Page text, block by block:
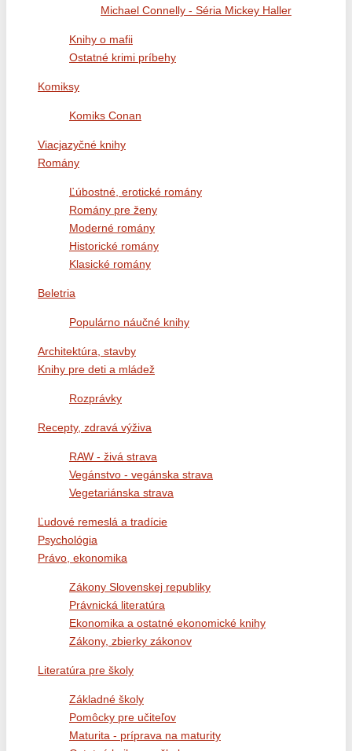
Michael Connelly - Séria Mickey Haller
Knihy o mafii
Ostatné krimi príbehy
Komiksy
Komiks Conan
Viacjazyčné knihy
Romány
Ľúbostné, erotické romány
Romány pre ženy
Moderné romány
Historické romány
Klasické romány
Beletria
Populárno náučné knihy
Architektúra, stavby
Knihy pre deti a mládež
Rozprávky
Recepty, zdravá výživa
RAW - živá strava
Vegánstvo - vegánska strava
Vegetariánska strava
Ľudové remeslá a tradície
Psychológia
Právo, ekonomika
Zákony Slovenskej republiky
Právnická literatúra
Ekonomika a ostatné ekonomické knihy
Zákony, zbierky zákonov
Literatúra pre školy
Základné školy
Pomôcky pre učiteľov
Maturita - príprava na maturity